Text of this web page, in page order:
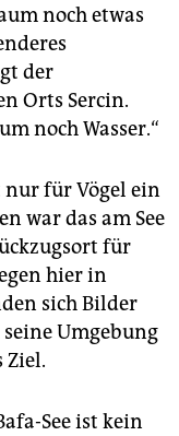
noch etwas
der
Orts Sercin.
noch Wasser.“
nur für Vögel ein
war das am See
für
hier in
sich Bilder
Umgebung
Ziel.
See ist kein